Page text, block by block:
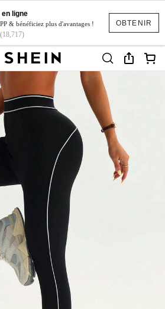
OBTENIR
en ligne
& bénéficiez plus d'avantages !
(18,717)